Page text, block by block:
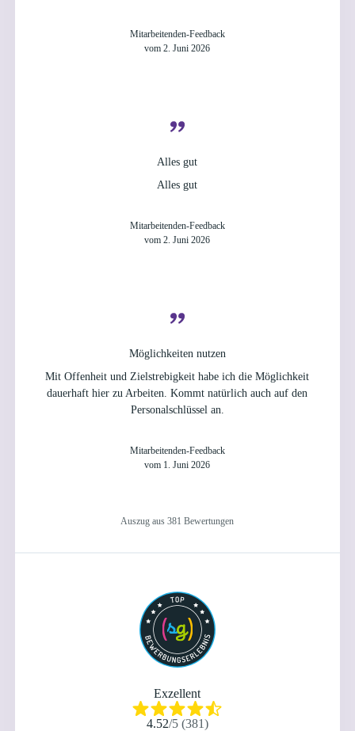
Mitarbeitenden-Feedback
vom 2. Juni 2026
Alles gut
Alles gut
Mitarbeitenden-Feedback
vom 2. Juni 2026
Möglichkeiten nutzen
Mit Offenheit und Zielstrebigkeit habe ich die Möglichkeit
dauerhaft hier zu Arbeiten. Kommt natürlich auch auf den
Personalschlüssel an.
Mitarbeitenden-Feedback
vom 1. Juni 2026
Auszug aus 381 Bewertungen
Exzellent
4.52/5(381)